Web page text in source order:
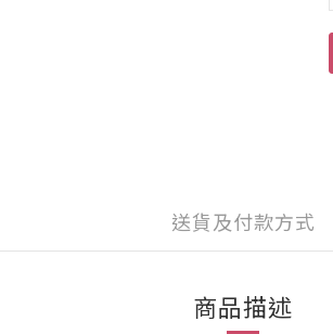
送貨及付款方式
商品描述